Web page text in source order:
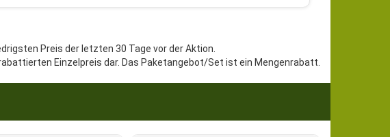
Preis der letzten 30 Tage vor der Aktion.
Einzelpreis dar. Das Paketangebot/Set ist ein Mengenrabatt.